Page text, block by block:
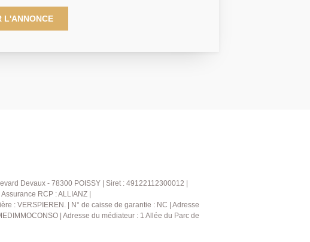
calme et sécurisée, à seulement 15
Poissy (RER A / Ligne J). Situé en rez-de-
cet appartement traversant se compose d'une
L'ANNONCE
Devaux - 78300 POISSY | Siret : 49122112300012 |
RCP : ALLIANZ |
: VERSPIEREN. | N° de caisse de garantie : NC | Adresse
| Adresse du médiateur : 1 Allée du Parc de